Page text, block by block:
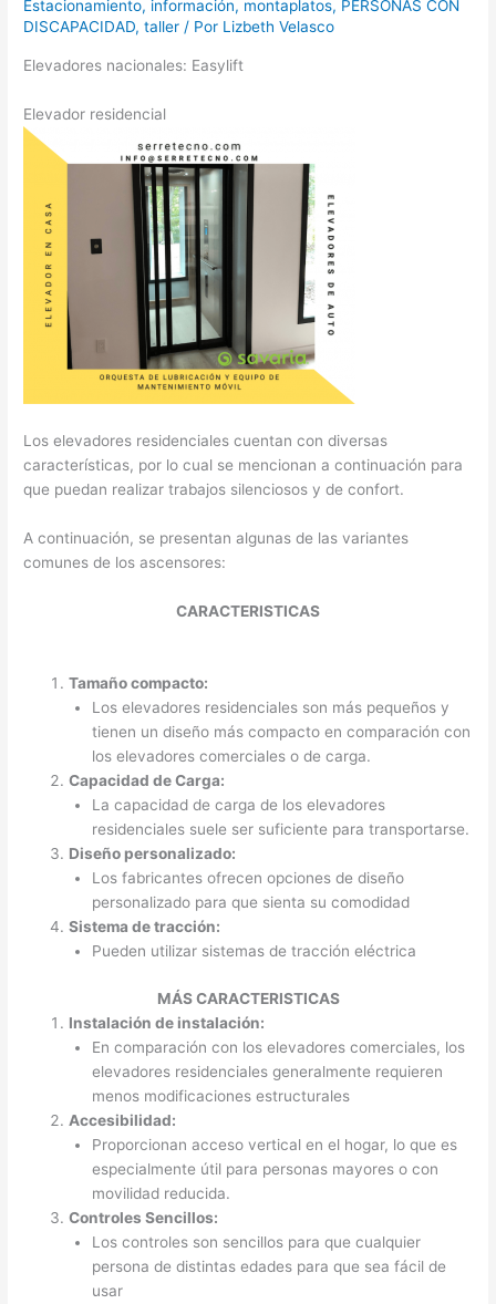
Estacionamiento, información, montaplatos, PERSONAS CON
DISCAPACIDAD,taller / Por Lizbeth Velasco
Elevadores nacionales: Easylift
Elevador residencial
Los elevadores residenciales cuentan con diversas
características, por lo cual se mencionan a continuación para
que puedan realizar trabajos silenciosos y de confort.
A continuación, se presentan algunas de las variantes
comunes de los ascensores:
CARACTERISTICAS
Tamaño compacto:
Los elevadores residenciales son más pequeños y
tienen un diseño más compacto en comparación con
los elevadores comerciales o de carga.
Capacidad de Carga:
La capacidad de carga de los elevadores
residenciales suele ser suficiente para transportarse.
Diseño personalizado:
Los fabricantes ofrecen opciones de diseño
personalizado para que sienta su comodidad
Sistema de tracción:
Pueden utilizar sistemas de tracción eléctrica
MÁS CARACTERISTICAS
Instalación de instalación:
En comparación con los elevadores comerciales, los
elevadores residenciales generalmente requieren
menos modificaciones estructurales
Accesibilidad:
Proporcionan acceso vertical en el hogar, lo que es
especialmente útil para personas mayores o con
movilidad reducida.
Controles Sencillos:
Los controles son sencillos para que cualquier
persona de distintas edades para que sea fácil de
usar